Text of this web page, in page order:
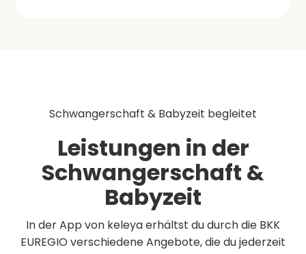
Schwangerschaft & Babyzeit begleitet
Leistungen in der
Schwangerschaft &
Babyzeit
In der App von keleya erhältst du durch die BKK
EUREGIO verschiedene Angebote, die du jederzeit